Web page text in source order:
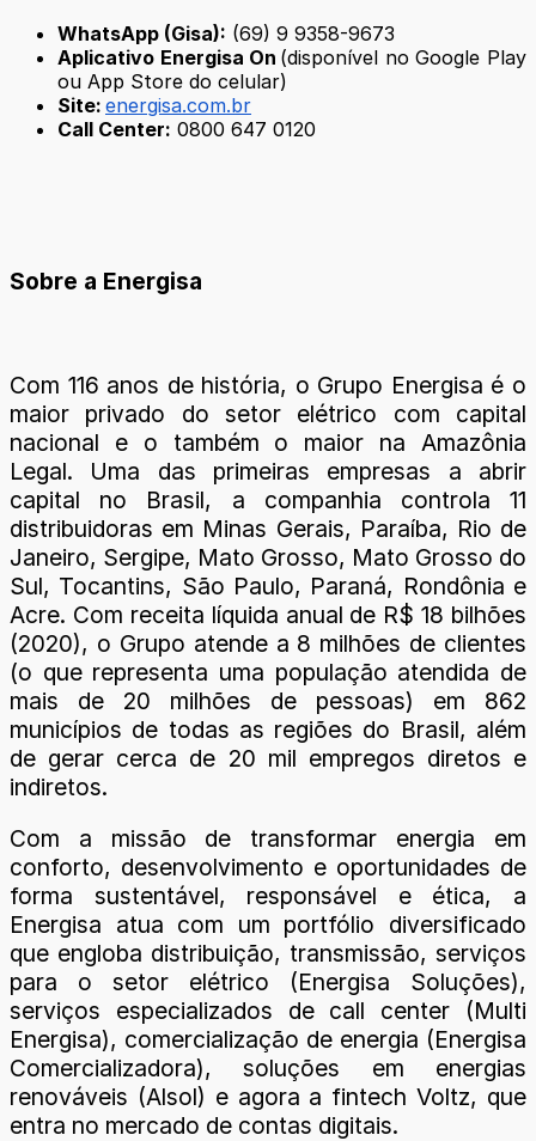
WhatsApp (Gisa): (69) 9 9358-9673
Aplicativo Energisa On (disponível no Google Play
ou App Store do celular)
Site: energisa.com.br
Call Center: 0800 647 0120
Sobre a Energisa
Com 116 anos de história, o Grupo Energisa é o
maior privado do setor elétrico com capital
nacional e o também o maior na Amazônia
Legal. Uma das primeiras empresas a abrir
capital no Brasil, a companhia controla 11
distribuidoras em Minas Gerais, Paraíba, Rio de
Janeiro, Sergipe, Mato Grosso, Mato Grosso do
Sul, Tocantins, São Paulo, Paraná, Rondônia e
Acre. Com receita líquida anual de R$ 18 bilhões
(2020), o Grupo atende a 8 milhões de clientes
(o que representa uma população atendida de
mais de 20 milhões de pessoas) em 862
municípios de todas as regiões do Brasil, além
de gerar cerca de 20 mil empregos diretos e
indiretos.
Com a missão de transformar energia em
conforto, desenvolvimento e oportunidades de
forma sustentável, responsável e ética, a
Energisa atua com um portfólio diversificado
que engloba distribuição, transmissão, serviços
para o setor elétrico (Energisa Soluções),
serviços especializados de call center (Multi
Energisa), comercialização de energia (Energisa
Comercializadora), soluções em energias
renováveis (Alsol) e agora a fintech Voltz, que
entra no mercado de contas digitais.